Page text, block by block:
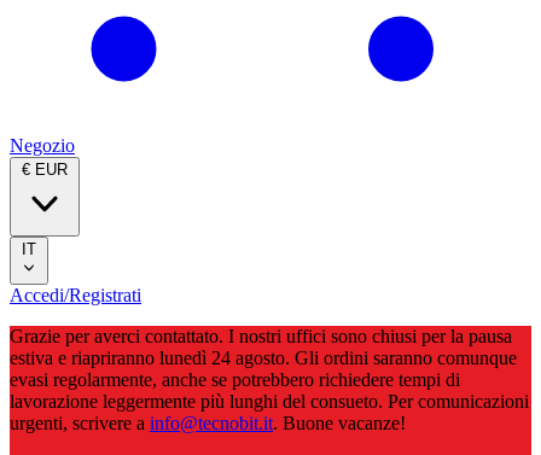
Negozio
€ EUR
IT
Accedi/Registrati
Grazie per averci contattato. I nostri uffici sono chiusi per la pausa
estiva e riapriranno lunedì 24 agosto. Gli ordini saranno comunque
evasi regolarmente, anche se potrebbero richiedere tempi di
lavorazione leggermente più lunghi del consueto. Per comunicazioni
urgenti, scrivere a info@tecnobit.it. Buone vacanze!